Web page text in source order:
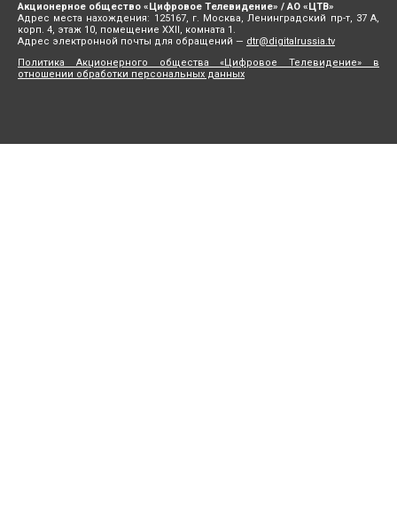
Акционерное общество «Цифровое Телевидение» / АО «ЦТВ»
Адрес места нахождения: 125167, г. Москва, Ленинградский пр-т, 37 А,
корп. 4, этаж 10, помещение XXII, комната 1.
Адрес электронной почты для обращений — dtr@digitalrussia.tv
Политика Акционерного общества «Цифровое Телевидение» в
отношении обработки персональных данных